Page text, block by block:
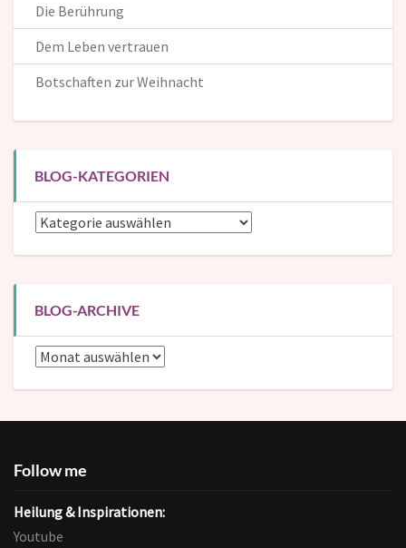
Die Berührung
Dem Leben vertrauen
Botschaften zur Weihnacht
BLOG-KATEGORIEN
Blog-
BLOG-ARCHIVE
Blog-
Follow me
Heilung & Inspirationen:
Youtube